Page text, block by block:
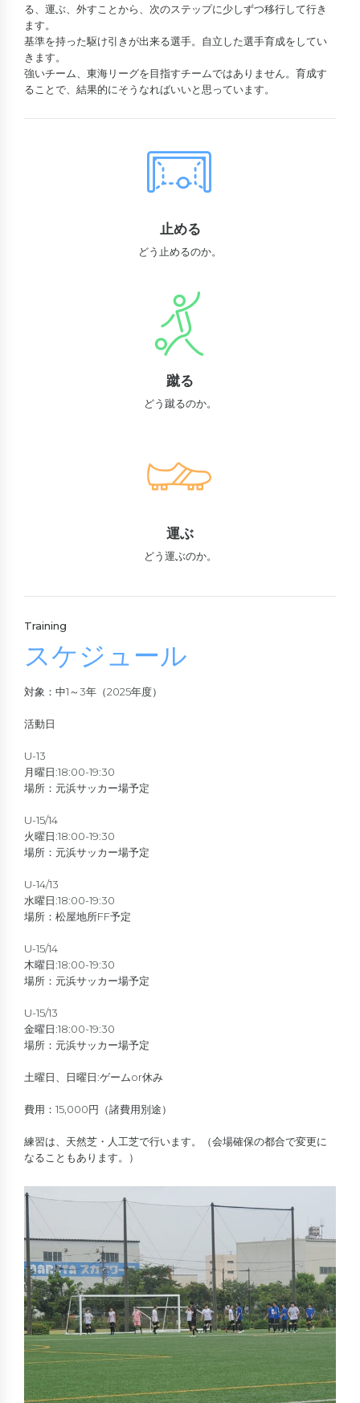
る、運ぶ、外すことから、次のステップに少しずつ移行して行き
ます。
基準を持った駆け引きが出来る選手。自立した選手育成をしてい
きます。
強いチーム、東海リーグを目指すチームではありません。育成す
ることで、結果的にそうなればいいと思っています。
止める
どう止めるのか。
蹴る
どう蹴るのか。
運ぶ
どう運ぶのか。
Training
スケジュール
対象：中1～3年（2025年度）
活動日
U-13
月曜日:18:00-19:30
場所：元浜サッカー場予定
U-15/14
火曜日:18:00-19:30
場所：元浜サッカー場予定
U-14/13
水曜日:18:00-19:30
場所：松屋地所FF予定
U-15/14
木曜日:18:00-19:30
場所：元浜サッカー場予定
U-15/13
金曜日:18:00-19:30
場所：元浜サッカー場予定
土曜日、日曜日:ゲームor休み
費用：15,000円（諸費用別途）
練習は、天然芝・人工芝で行います。（会場確保の都合で変更に
なることもあります。）